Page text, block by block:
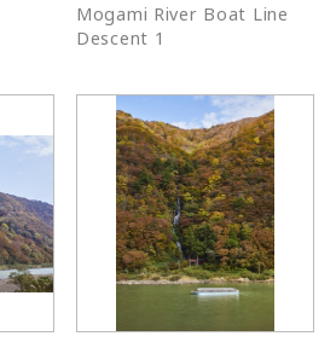
Mogami River Boat Line
Descent 1